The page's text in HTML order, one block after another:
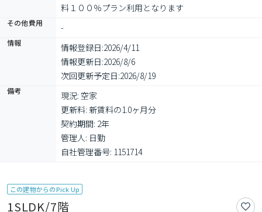
料１００％プラン利用となります
その他費用 -
情報 情報登録日:2026/4/11
情報更新日:2026/8/6
次回更新予定日:2026/8/19
備考
現況: 空家
更新料: 新賃料の1.0ヶ月分
契約期間: 2年
管理人: 日勤
自社管理番号: 1151714
この建物からのPick Up
1SLDK/7階